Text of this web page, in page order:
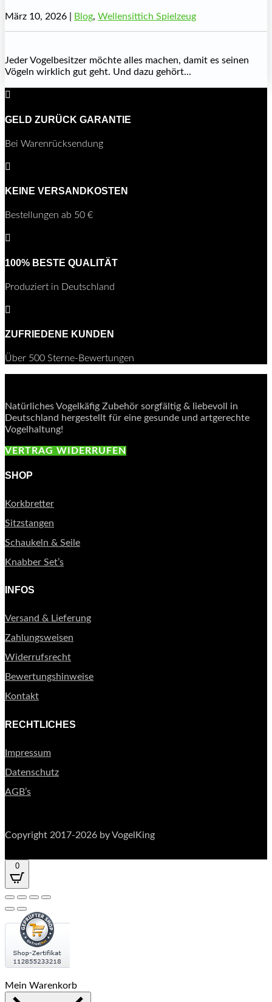
März 10, 2026 Blog, Wellensittich Spielzeug
Jeder Vogelbesitzer möchte alles machen, damit es seinen
Vögeln wirklich gut geht. Und dazu gehört...

GELD ZURÜCK GARANTIE
Bei Warenrücksendung

KEINE VERSANDKOSTEN
Bestellungen ab 50 €

100% BESTE QUALITÄT
Produziert in Deutschland

ZUFRIEDENE KUNDEN
Über 500 Sterne-Bewertungen
Natürliches Vogelkäfig Zubehör sorgfältig & liebevoll in
Deutschland hergestellt für eine gesunde und artgerechte
Vogelhaltung!
VERTRAG WIDERRUFEN
SHOP
Korkbretter
Sitzstangen
Schaukeln & Seile
Knabber Set’s
INFOS
Versand & Lieferung
Zahlungsweisen
Widerrufsrecht
Bewertungshinweise
Kontakt
RECHTLICHES
Impressum
Datenschutz
AGB’s
Copyright 2017-2026 by VogelKing
0
Mein Warenkorb